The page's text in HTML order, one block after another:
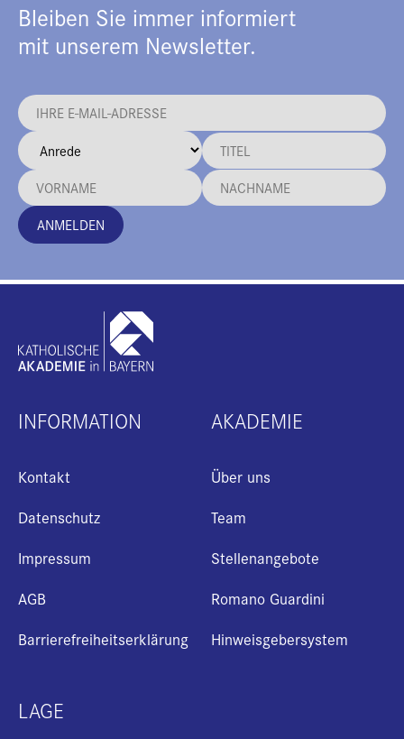
Bleiben Sie immer informiert
mit unserem Newsletter.
ANMELDEN
INFORMATION
Kontakt
Datenschutz
Impressum
AGB
Barrierefreiheitserklärung
AKADEMIE
Über uns
Team
Stellenangebote
Romano Guardini
Hinweisgebersystem
LAGE